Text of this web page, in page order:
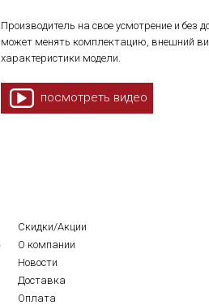
Производитель на свое усмотрение и без
может менять комплектацию, внешний
характеристики модели.
посмотреть видео
Скидки/Акции
О компании
Новости
Доставка
Оплата